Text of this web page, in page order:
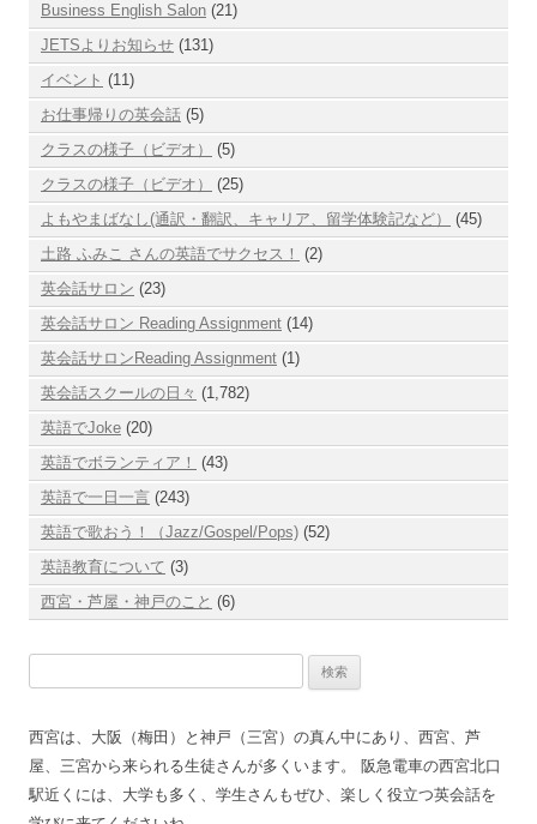
Business English Salon (21)
JETSよりお知らせ (131)
イベント (11)
お仕事帰りの英会話 (5)
クラスの様子（ビデオ）
(5)
クラスの様子（ビデオ）
(25)
よもやまばなし(通訳・翻訳、キャリア、留学体験記など）
(45)
土路 ふみこ さんの英語でサクセス！
(2)
英会話サロン (23)
英会話サロン Reading Assignment (14)
英会話サロンReading Assignment (1)
英会話スクールの日々 (1,782)
英語でJoke (20)
英語でボランティア！
(43)
英語で一日一言 (243)
英語で歌おう！（Jazz/Gospel/Pops) (52)
英語教育について (3)
西宮・芦屋・神戸のこと (6)
西宮は、大阪（梅田）と神戸（三宮）の真ん中にあり、西宮、芦
屋、三宮から来られる生徒さんが多くいます。 阪急電車の西宮北口
駅近くには、大学も多く、学生さんもぜひ、楽しく役立つ英会話を